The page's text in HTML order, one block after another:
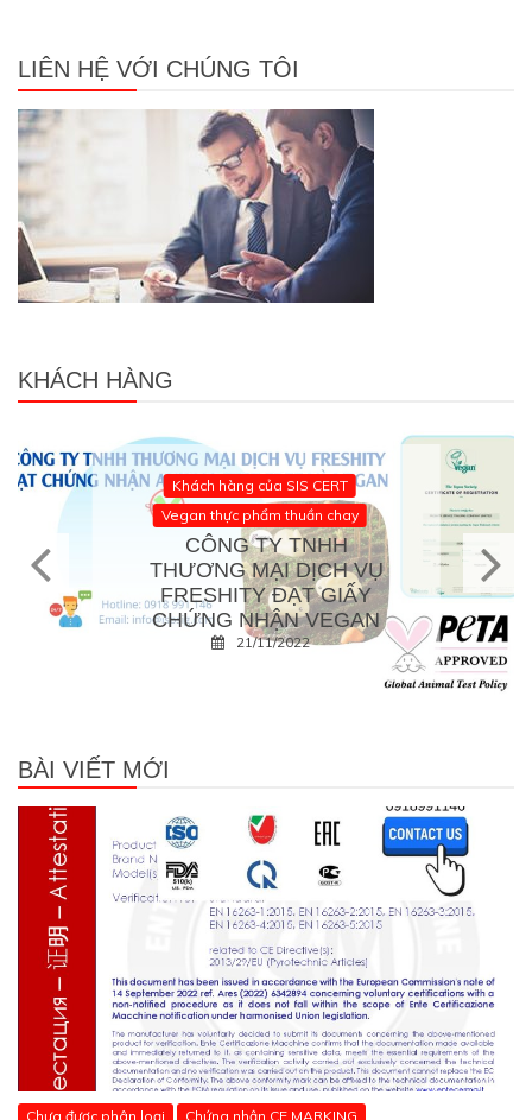
LIÊN HỆ VỚI CHÚNG TÔI
KHÁCH HÀNG
Khách hàng của SIS CERT
Vegan thực phẩm thuần chay
CÔNG TY TNHH
THƯƠNG MẠI DỊCH VỤ
FRESHITY ĐẠT GIẤY
CHỨNG NHẬN VEGAN
21/11/2022
BÀI VIẾT MỚI
Chưa được phân loại Chứng nhận CE MARKING